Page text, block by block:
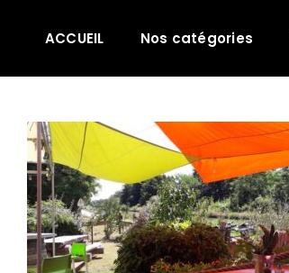
ACCUEIL Nos catégories